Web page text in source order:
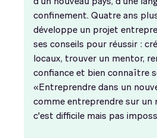
confinement. Quatre ans
développe un projet
ses conseils pour réussir :
locaux, trouver un mentor,
confiance et bien connaître
«Entreprendre dans un
comme entreprendre sur un
c'est difficile mais pas